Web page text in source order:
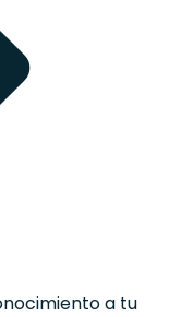
a tu